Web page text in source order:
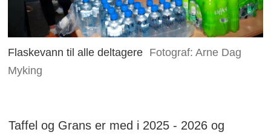
Flaskevann til alle deltagere Fotograf: Arne Dag
Myking
Taffel og Grans er med i 2025 - 2026 og